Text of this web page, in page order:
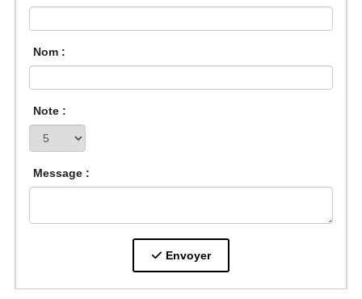
Nom :
Note :
Message :
Envoyer